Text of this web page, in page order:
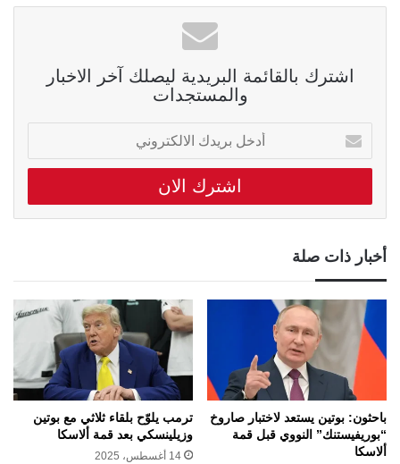
اشترك بالقائمة البريدية ليصلك آخر الاخبار
والمستجدات
أدخل
بريدك
الالكتروني
أخبار ذات صلة
باحثون: بوتين يستعد لاختبار صاروخ
“بوريفيستنك” النووي قبل قمة
ألاسكا
ترمب يلوّح بلقاء ثلاثي مع بوتين
وزيلينسكي بعد قمة ألاسكا
14 أغسطس، 2025